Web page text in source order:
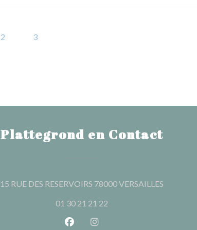
2 3
Plattegrond en Contact
15 RUE DES RESERVOIRS 78000 VERSAILLES
01 30 21 21 22